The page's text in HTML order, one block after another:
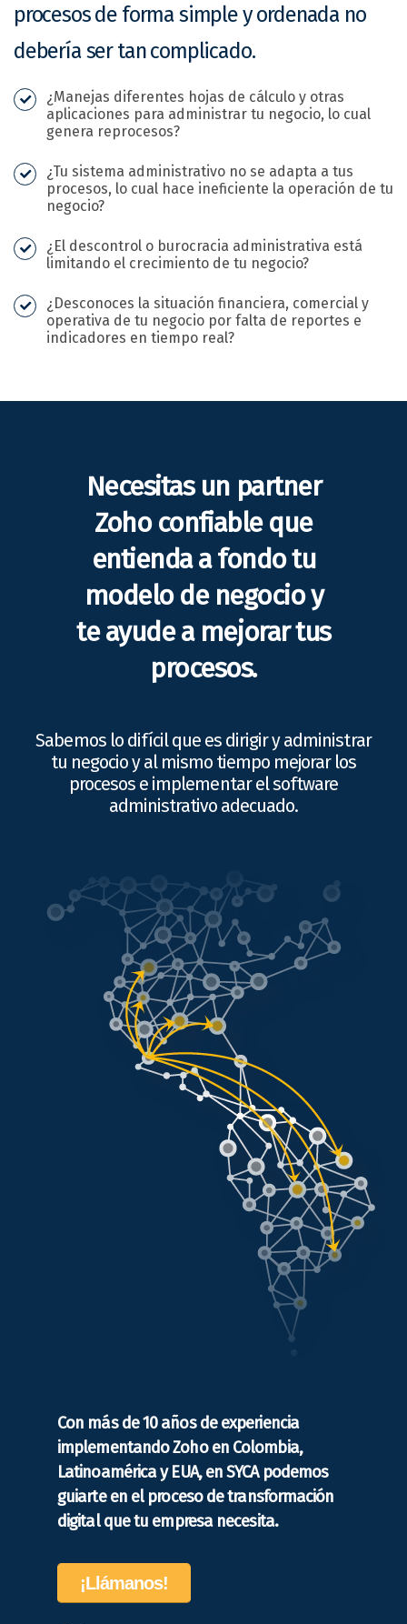
procesos de forma simple y ordenada no
debería ser tan complicado.
¿Manejas diferentes hojas de cálculo y otras
aplicaciones para administrar tu negocio, lo cual
genera reprocesos?
¿Tu sistema administrativo no se adapta a tus
procesos, lo cual hace ineficiente la operación de tu
negocio?
¿El descontrol o burocracia administrativa está
limitando el crecimiento de tu negocio?
¿Desconoces la situación financiera, comercial y
operativa de tu negocio por falta de reportes e
indicadores en tiempo real?
Necesitas un partner
Zoho confiable que
entienda a fondo tu
modelo de negocio y
te ayude a mejorar tus
procesos.
Sabemos lo difícil que es dirigir y administrar
tu negocio y al mismo tiempo mejorar los
procesos e implementar el software
administrativo adecuado.
Con más de 10 años de experiencia
implementando Zoho en Colombia,
Latinoamérica y EUA, en SYCA podemos
guiarte en el proceso de transformación
digital que tu empresa necesita.
¡Llámanos!